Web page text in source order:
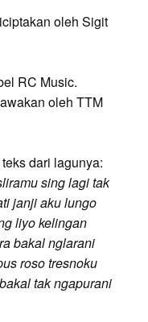
oleh Sigit
RC Music.
oleh TTM
dari lagunya:
sing lagi tak
janji aku lungo
liyo kelingan
bakal nglarani
roso tresnoku
tak ngapurani